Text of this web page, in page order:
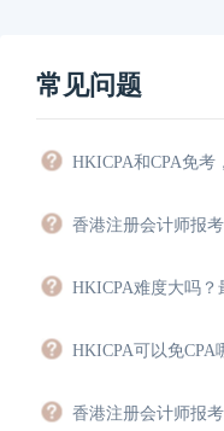
常见问题
HKICPA和CPA免考
HKICPA难度大吗？